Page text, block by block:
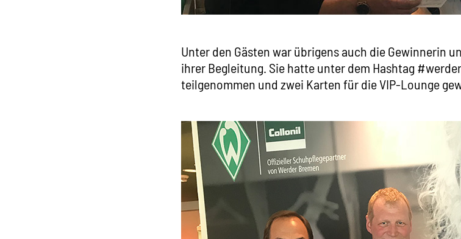
Unter den Gästen war übrigens auch die Gewinnerin
ihrer Begleitung. Sie hatte unter dem Hashtag
teilgenommen und zwei Karten für die VIP-Lounge